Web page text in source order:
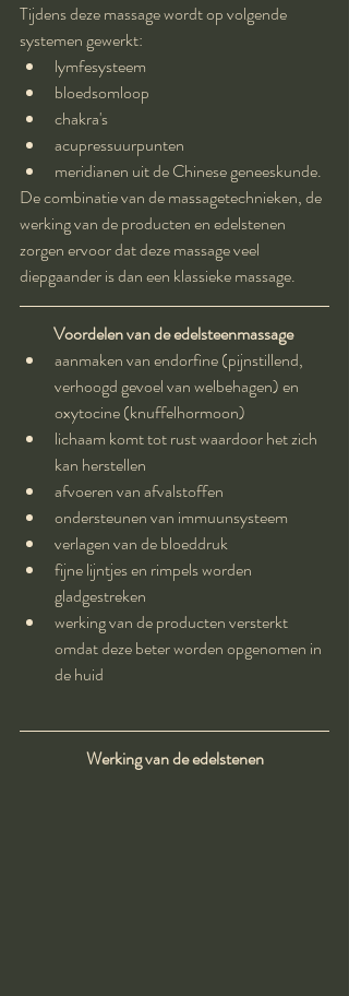
Tijdens deze massage wordt op volgende
systemen gewerkt:
lymfesysteem
bloedsomloop
chakra's
acupressuurpunten
meridianen uit de Chinese geneeskunde.
De combinatie van de massagetechnieken, de
werking van de producten en edelstenen
zorgen ervoor dat deze massage veel
diepgaander is dan een klassieke massage.
Voordelen van de edelsteenmassage
aanmaken van endorfine (pijnstillend,
verhoogd gevoel van welbehagen) en
oxytocine (knuffelhormoon)
lichaam komt tot rust waardoor het zich
kan herstellen
afvoeren van afvalstoffen
ondersteunen van immuunsysteem
verlagen van de bloeddruk
fijne lijntjes en rimpels worden
gladgestreken
werking van de producten versterkt
omdat deze beter worden opgenomen in
de huid
Werking van de edelstenen